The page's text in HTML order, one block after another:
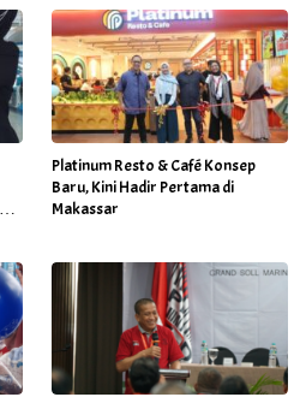
Platinum Resto & Café Konsep
Baru, Kini Hadir Pertama di
Makassar